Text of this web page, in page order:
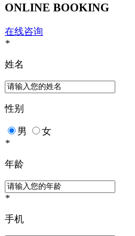
ONLINE BOOKING
在线咨询
*
姓名
性别
男
女
*
年龄
*
手机